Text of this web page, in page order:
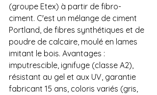
(groupe Etex) à partir de fibro-
ciment. C'est un mélange de ciment
Portland, de fibres synthétiques et de
poudre de calcaire, moulé en lames
imitant le bois. Avantages :
imputrescible, ignifuge (classe A2),
résistant au gel et aux UV, garantie
fabricant 15 ans, coloris variés (gris,